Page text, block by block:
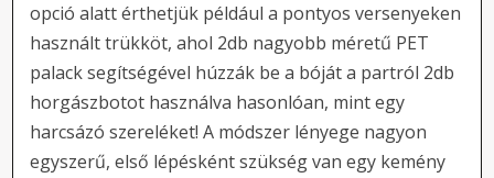
opció alatt érthetjük például a pontyos versenyeken
használt trükköt, ahol 2db nagyobb méretű PET
palack segítségével húzzák be a bóját a partról 2db
horgászbotot használva hasonlóan, mint egy
harcsázó szereléket! A módszer lényege nagyon
egyszerű, első lépésként szükség van egy kemény